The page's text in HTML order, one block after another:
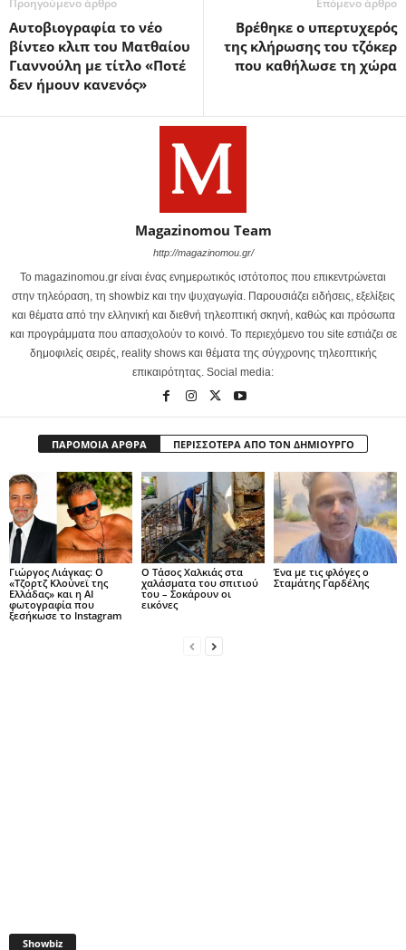
Αυτοβιογραφία το νέο
βίντεο κλιπ του Ματθαίου
Γιαννούλη με τίτλο «Ποτέ
δεν ήμουν κανενός»
Βρέθηκε ο υπερτυχερός
της κλήρωσης του τζόκερ
που καθήλωσε τη χώρα
Magazinomou Team
http://magazinomou.gr/
Το magazinomou.gr είναι ένας ενημερωτικός ιστότοπος που επικεντρώνεται
στην τηλεόραση, τη showbiz και την ψυχαγωγία. Παρουσιάζει ειδήσεις, εξελίξεις
και θέματα από την ελληνική και διεθνή τηλεοπτική σκηνή, καθώς και πρόσωπα
και προγράμματα που απασχολούν το κοινό. Το περιεχόμενο του site εστιάζει σε
δημοφιλείς σειρές, reality shows και θέματα της σύγχρονης τηλεοπτικής
επικαιρότητας. Social media:
ΠΑΡΟΜΟΙΑ ΑΡΘΡΑ ΠΕΡΙΣΣΟΤΕΡΑ ΑΠΟ ΤΟΝ ΔΗΜΙΟΥΡΓΟ
Γιώργος Λιάγκας: Ο
«Τζορτζ Κλούνεϊ της
Ελλάδας» και η AI
φωτογραφία που
ξεσήκωσε το Instagram
Ο Τάσος Χαλκιάς στα
χαλάσματα του σπιτιού
του – Σοκάρουν οι
εικόνες
Ένα με τις φλόγες ο
Σταμάτης Γαρδέλης
Showbiz